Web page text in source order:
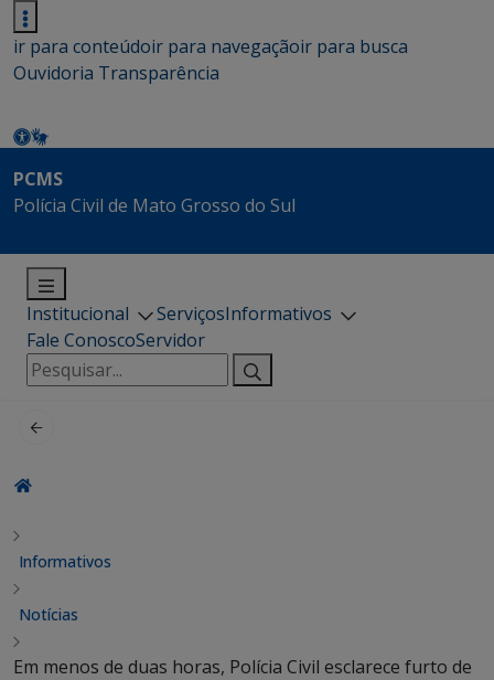
ir para conteúdoir para navegaçãoir para busca
Ouvidoria Transparência
PCMS
Polícia Civil de Mato Grosso do Sul
Institucional ServiçosInformativos
Fale ConoscoServidor
Pesquisar
por:
Informativos
Notícias
Em menos de duas horas, Polícia Civil esclarece furto de